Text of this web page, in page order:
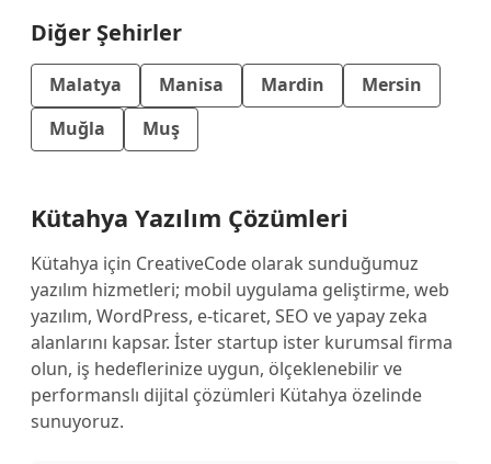
Diğer Şehirler
Malatya Manisa Mardin
Mersin
Muğla
Muş
Kütahya Yazılım Çözümleri
Kütahya için CreativeCode olarak sunduğumuz
yazılım hizmetleri; mobil uygulama geliştirme, web
yazılım, WordPress, e-ticaret, SEO ve yapay zeka
alanlarını kapsar. İster startup ister kurumsal firma
olun, iş hedeflerinize uygun, ölçeklenebilir ve
performanslı dijital çözümleri Kütahya özelinde
sunuyoruz.